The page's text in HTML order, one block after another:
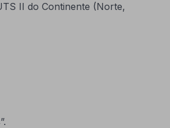
II do Continente (Norte,